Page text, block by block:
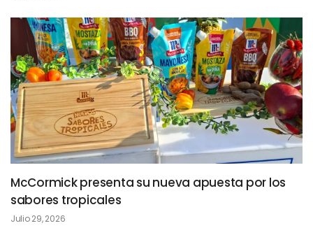
McCormick presenta su nueva apuesta por los
sabores tropicales
Julio 29, 2026